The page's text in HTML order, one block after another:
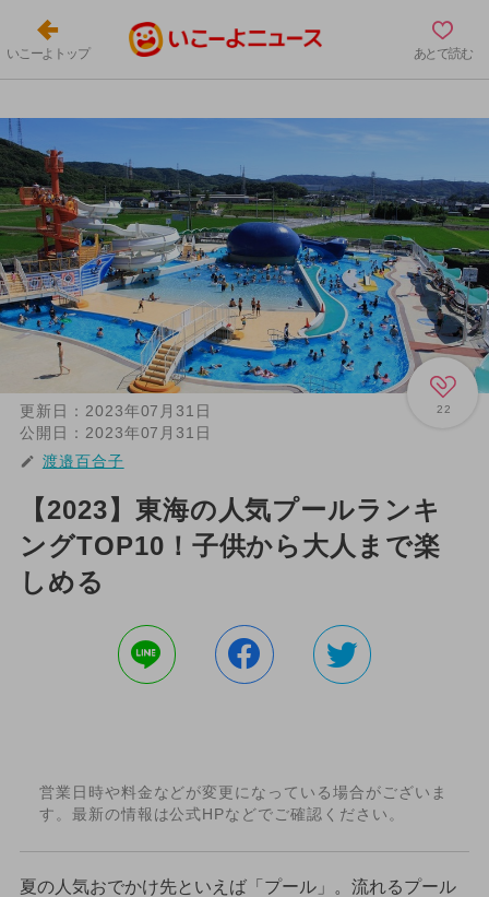
いこーよトップ あとで読む
22
更新日： 2023年07月31日
公開日： 2023年07月31日
渡邉百合子
【2023】東海の人気プールランキ
ングTOP10！子供から大人まで楽
しめる
営業日時や料金などが変更になっている場合がございま
す。最新の情報は公式HPなどでご確認ください。
夏の人気おでかけ先といえば「プール」。流れるプール